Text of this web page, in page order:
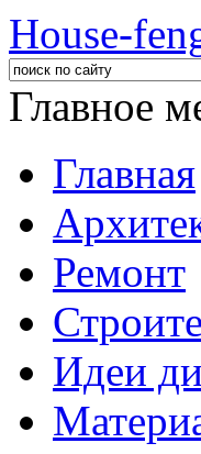
House-
Главное
Главная
Ремонт
Идеи